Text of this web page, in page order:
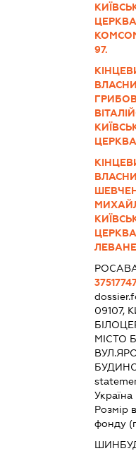
97.
09107,
МІСТО
Україна
Розмір
фонду